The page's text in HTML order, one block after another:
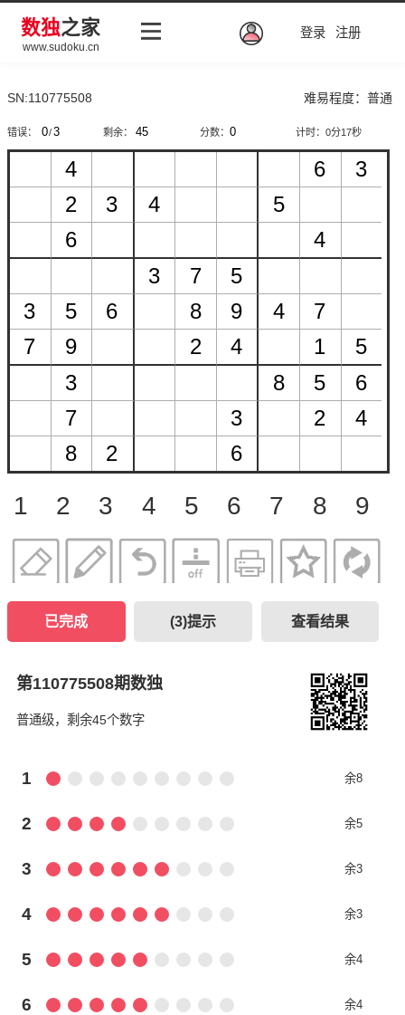
数独之家
www.sudoku.cn
登录 注册
SN:110775508 难易程度：普通
错误： / 剩余： 分数： 计时：0分17秒
1 2 3 4 5 6 7 8 9
已完成 (3)提示 查看结果
第110775508期数独
普通级，剩余45个数字
1 余8
2 余5
3 余3
4 余3
5 余4
6 余4